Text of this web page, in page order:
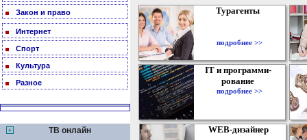
Закон и право
Интернет
Спорт
Культура
Разное
ТВ онлайн
Турагенты
подробнее >>
IT и программи-
рование
подробнее >>
WEB-дизайнер